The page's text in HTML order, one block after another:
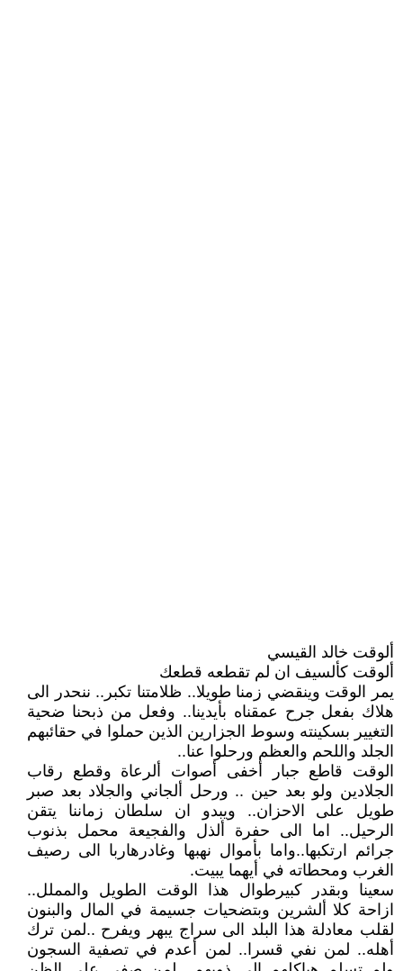
ألوقت خالد القيسي
ألوقت كألسيف ان لم تقطعه قطعك
يمر الوقت وينقضي زمنا طويلا.. ظلامتنا تكبر.. ننحدر الى
هلاك بفعل جرح عمقناه بأيدينا.. وفعل من ذبحنا ضحية
التغيير بسكينته وسوط الجزارين الذين حملوا في حقائبهم
الجلد واللحم والعظم ورحلوا عنا..
الوقت قاطع جبار أخفى أصوات ألرعاة وقطع رقاب
الجلادين ولو بعد حين .. ورحل ألجاني والجلاد بعد صبر
طويل على الاحزان.. ويبدو ان سلطان زماننا يتقن
الرحيل.. اما الى حفرة ألذل والفجيعة محمل بذنوب
جرائم ارتكبها..واما بأموال نهبها وغادرهاربا الى رصيف
الغرب ومحطاته في أيهما يبيت.
سعينا وبقدر كبيرطوال هذا الوقت الطويل والمملل..
ازاحة كلا ألشرين وبتضحيات جسيمة في المال والبنون
لقلب معادلة هذا البلد الى سراج يبهر ويفرح ..لمن ترك
أهله.. لمن نفي قسرا.. لمن أعدم في تصفية السجون